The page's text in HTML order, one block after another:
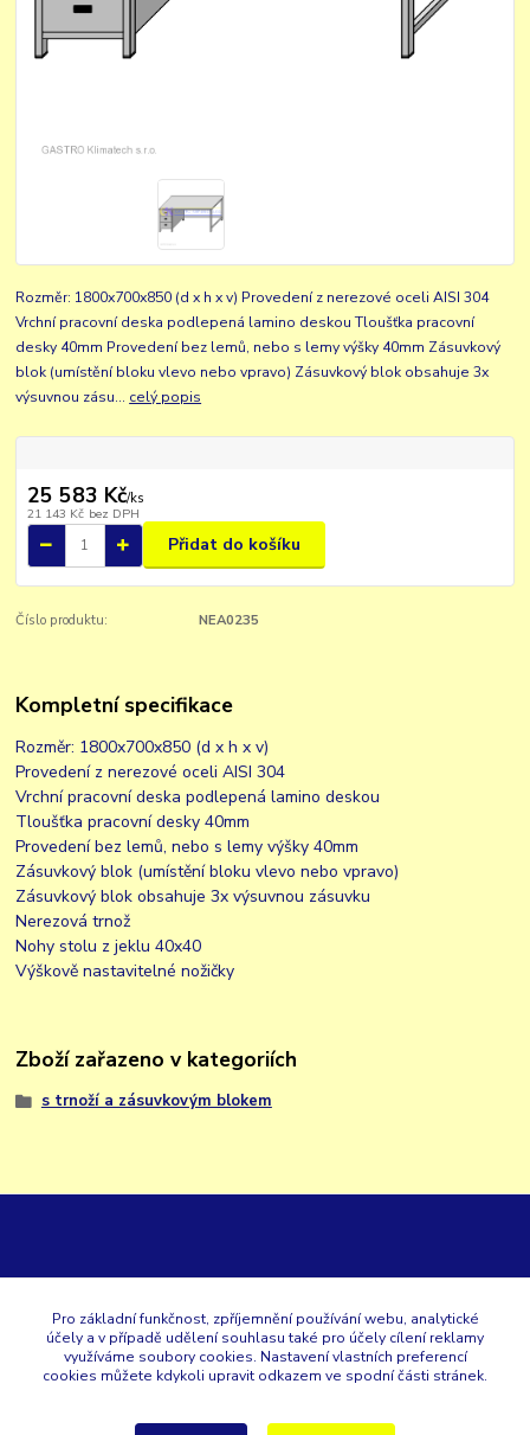
Rozměr: 1800x700x850 (d x h x v) Provedení z nerezové oceli AISI 304
Vrchní pracovní deska podlepená lamino deskou Tloušťka pracovní
desky 40mm Provedení bez lemů, nebo s lemy výšky 40mm Zásuvkový
blok (umístění bloku vlevo nebo vpravo) Zásuvkový blok obsahuje 3x
výsuvnou zásu... celý popis
25 583 Kč/ks
21 143 Kč bez DPH
Přidat do košíku
Číslo produktu: NEA0235
Kompletní specifikace
Rozměr: 1800x700x850 (d x h x v)
Provedení z nerezové oceli AISI 304
Vrchní pracovní deska podlepená lamino deskou
Tloušťka pracovní desky 40mm
Provedení bez lemů, nebo s lemy výšky 40mm
Zásuvkový blok (umístění bloku vlevo nebo vpravo)
Zásuvkový blok obsahuje 3x výsuvnou zásuvku
Nerezová trnož
Nohy stolu z jeklu 40x40
Výškově nastavitelné nožičky
Zboží zařazeno v kategoriích
s trnoží a zásuvkovým blokem
+420 353 567 257
Pro základní funkčnost, zpříjemnění používání webu, analytické
účely a v případě udělení souhlasu také pro účely cílení reklamy
využíváme soubory cookies. Nastavení vlastních preferencí
cookies můžete kdykoli upravit odkazem ve spodní části stránek.